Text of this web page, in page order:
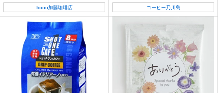
honu加藤珈琲店 コーヒー乃川島